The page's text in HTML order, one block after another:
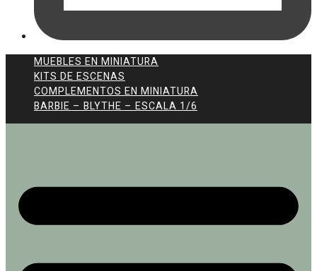
MUEBLES EN MINIATURA
KITS DE ESCENAS
COMPLEMENTOS EN MINIATURA
BARBIE – BLYTHE – ESCALA 1/6